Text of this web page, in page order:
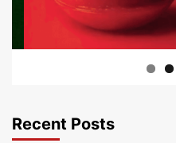
Recent Posts